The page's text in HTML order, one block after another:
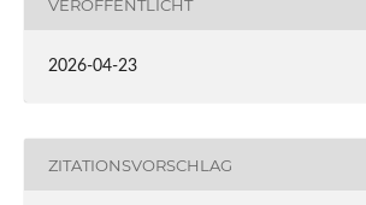
VERÖFFENTLICHT
2026-04-23
ZITATIONSVORSCHLAG